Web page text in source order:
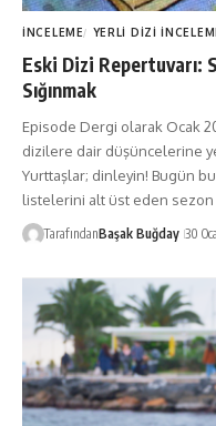
İNCELEME YERLI DIZI
Eski Dizi Repertuvarı:
Sığınmak
Episode Dergi olarak Ocak
dizilere dair düşüncelerine
Yurttaşlar; dinleyin! Bugün
listelerini alt üst eden
TarafındanBaşak Buğday 30